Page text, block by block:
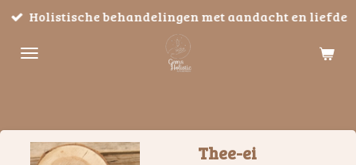
Ga
naar
Holistische behandelingen met aandacht en liefde
Thee-ei